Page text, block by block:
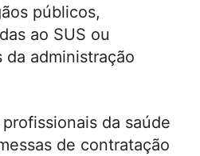
públicos,
ao SUS ou
da administração
da saúde
de contratação